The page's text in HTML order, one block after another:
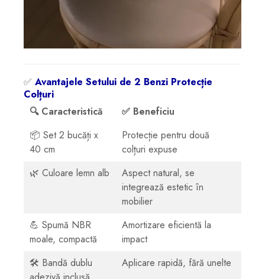
✅ Avantajele Setului de 2 Benzi Protecție
Colțuri
🔍 Caracteristică
✅ Beneficiu
📦 Set 2 bucăți x
40 cm
Protecție pentru două
colțuri expuse
🌿 Culoare lemn alb
Aspect natural, se
integrează estetic în
mobilier
💪 Spumă NBR
moale, compactă
Amortizare eficientă la
impact
🛠️ Bandă dublu
Aplicare rapidă, fără unelte